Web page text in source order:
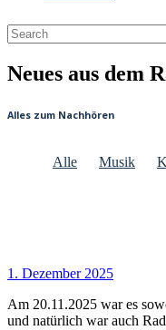
Neues aus dem
Alles zum Nachhören
Alle Musik
1. Dezember 2025
Am 20.11.2025 war es
und natürlich war auch